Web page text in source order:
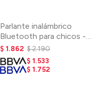
Parlante inalámbrico
Bluetooth para chicos -
Rosa
$ 1.862 $2.190
$ 1.533
$ 1.752